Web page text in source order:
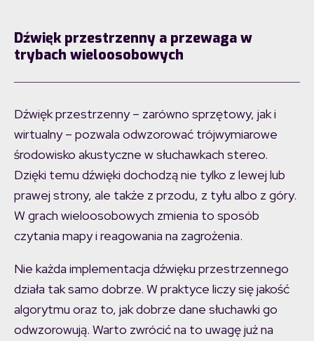
Dźwięk przestrzenny a przewaga w
trybach wieloosobowych
Dźwięk przestrzenny – zarówno sprzętowy, jak i
wirtualny – pozwala odwzorować trójwymiarowe
środowisko akustyczne w słuchawkach stereo.
Dzięki temu dźwięki dochodzą nie tylko z lewej lub
prawej strony, ale także z przodu, z tyłu albo z góry.
W grach wieloosobowych zmienia to sposób
czytania mapy i reagowania na zagrożenia.
Nie każda implementacja dźwięku przestrzennego
działa tak samo dobrze. W praktyce liczy się jakość
algorytmu oraz to, jak dobrze dane słuchawki go
odwzorowują. Warto zwrócić na to uwagę już na